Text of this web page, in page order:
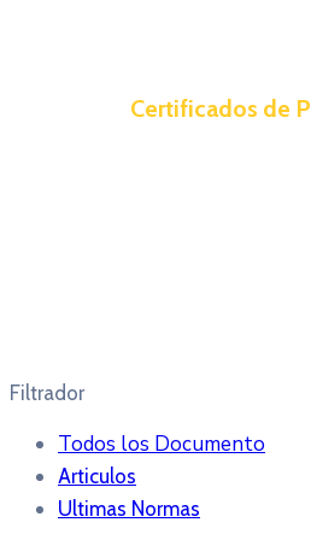
Certificados de
Filtrador
Todos los Documento
Articulos
Ultimas Normas